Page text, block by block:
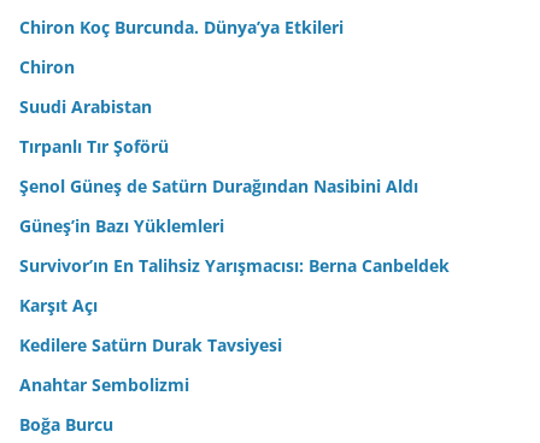
Chiron Koç Burcunda. Dünya’ya Etkileri
Chiron
Suudi Arabistan
Tırpanlı Tır Şoförü
Şenol Güneş de Satürn Durağından Nasibini Aldı
Güneş’in Bazı Yüklemleri
Survivor’ın En Talihsiz Yarışmacısı: Berna Canbeldek
Karşıt Açı
Kedilere Satürn Durak Tavsiyesi
Anahtar Sembolizmi
Boğa Burcu